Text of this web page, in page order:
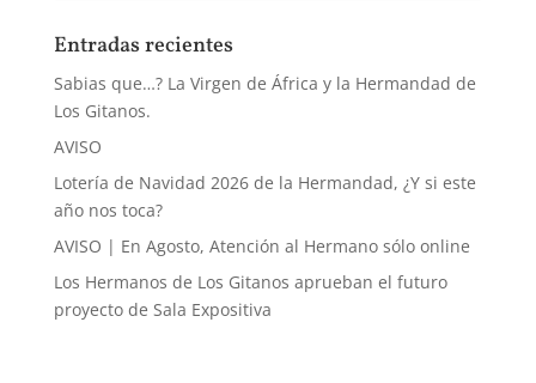
Entradas recientes
Sabias que…? La Virgen de África y la Hermandad de
Los Gitanos.
AVISO
Lotería de Navidad 2026 de la Hermandad, ¿Y si este
año nos toca?
AVISO | En Agosto, Atención al Hermano sólo online
Los Hermanos de Los Gitanos aprueban el futuro
proyecto de Sala Expositiva